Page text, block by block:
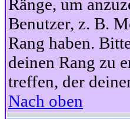
Ränge, um
Benutzer, z. B.
Rang haben.
deinen Rang zu
treffen, der
Nach oben